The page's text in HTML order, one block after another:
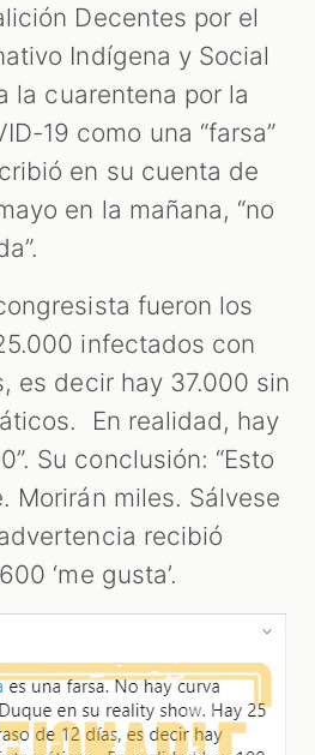
Decentes por el
Indígena y Social
la cuarentena por la
19 como una “farsa”
en su cuenta de
en la mañana, “no
fueron los
infectados con
es decir hay 37.000 sin
En realidad, hay
Su conclusión: “Esto
Morirán miles. Sálvese
recibió
‘me gusta’.